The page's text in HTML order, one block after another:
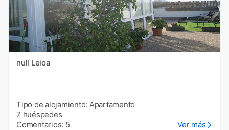
null Leioa
Tipo de alojamiento: Apartamento
7 huéspedes
Comentarios: 5
Ver más